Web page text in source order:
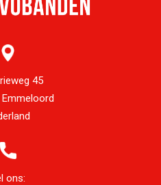
45
ons: